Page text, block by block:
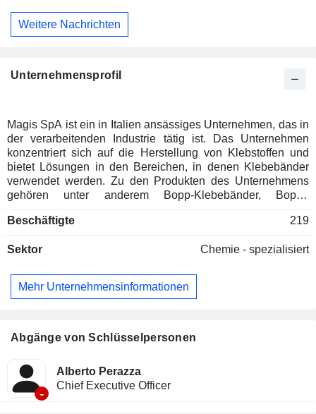
Weitere Nachrichten
Unternehmensprofil
Magis SpA ist ein in Italien ansässiges Unternehmen, das in
der verarbeitenden Industrie tätig ist. Das Unternehmen
konzentriert sich auf die Herstellung von Klebstoffen und
bietet Lösungen in den Bereichen, in denen Klebebänder
verwendet werden. Zu den Produkten des Unternehmens
gehören unter anderem Bopp-Klebebänder, Bopet-
Mopp-Klebebänder und Spezialitäten wie ablösbare
Beschäftigte 219
Sektor Chemie - spezialisiert
Mehr Unternehmensinformationen
Abgänge von Schlüsselpersonen
-
Alberto Perazza
Chief Executive Officer